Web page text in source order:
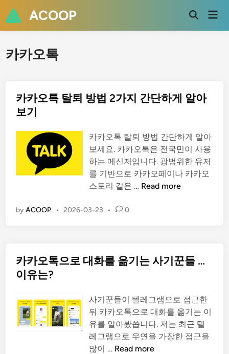
to
content
ACOOP
Open
카카오톡
카카오톡 탈퇴 방법 2가지 간단하게 알아
보기
카카오톡 탈퇴 방법 간단하게 알아
보세요. 카카오톡은 전국민이 사용
하는 메신저입니다. 광범위한 유저
를 기반으로 카카오페이나 카카오
스토리 같은 … 카
방
가
지
간
단
하
Read more
byACOOP • 2026-03-23 • 0
카카오톡으로 대화를 옮기는 사기꾼들 …
이유는?
사기꾼들이 텔레그램으로 접근한
뒤 카카오톡으로 대화를 옮기는 이
유를 알아봤씁니다. 저는 최근 텔
레그램으로 우연을 가장한 접근을
많이 … 카
Read more